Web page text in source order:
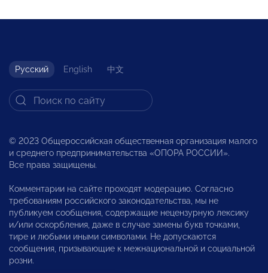
Русский English 中文
© 2023 Общероссийская общественная организация малого
и среднего предпринимательства «ОПОРА РОССИИ».
Все права защищены.
Комментарии на сайте проходят модерацию. Согласно
требованиям российского законодательства, мы не
публикуем сообщения, содержащие нецензурную лексику
и/или оскорбления, даже в случае замены букв точками,
тире и любыми иными символами. Не допускаются
сообщения, призывающие к межнациональной и социальной
розни.